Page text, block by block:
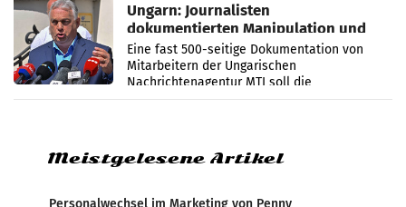
Ungarn: Journalisten
dokumentierten Manipulation und
Zensur
Eine fast 500-seitige Dokumentation von
Mitarbeitern der Ungarischen
Nachrichtenagentur MTI soll die
systematische Nachrichten-Manipulation und
Meistgelesene Artikel
Personalwechsel im Marketing von Penny